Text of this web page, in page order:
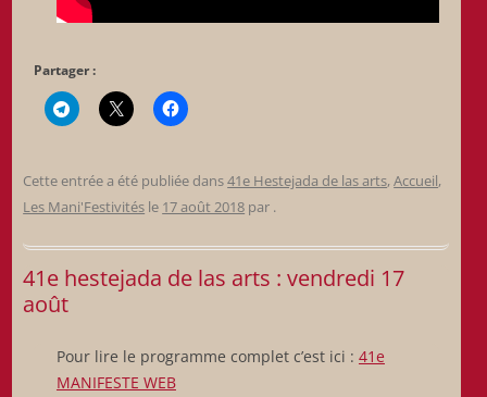
Partager :
Cette entrée a été publiée dans41e Hestejada de las arts,Accueil,
Les Mani'Festivités le 17 août 2018 par .
41e hestejada de las arts : vendredi 17
août
Pour lire le programme complet c’est ici : 41e
MANIFESTE WEB